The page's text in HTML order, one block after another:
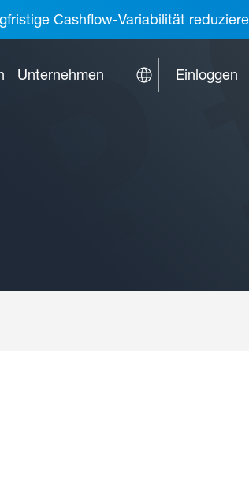
Cashflow-Variabilität
Unternehmen Einloggen